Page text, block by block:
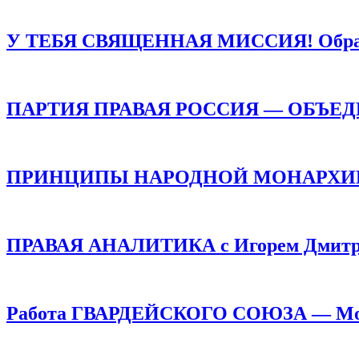
У ТЕБЯ СВЯЩЕННАЯ МИССИЯ!
ПАРТИЯ ПРАВАЯ РОССИЯ —
ПРИНЦИПЫ НАРОДНОЙ МОНАРХИИ
ПРАВАЯ АНАЛИТИКА с Игорем
Работа ГВАРДЕЙСКОГО СОЮЗА —